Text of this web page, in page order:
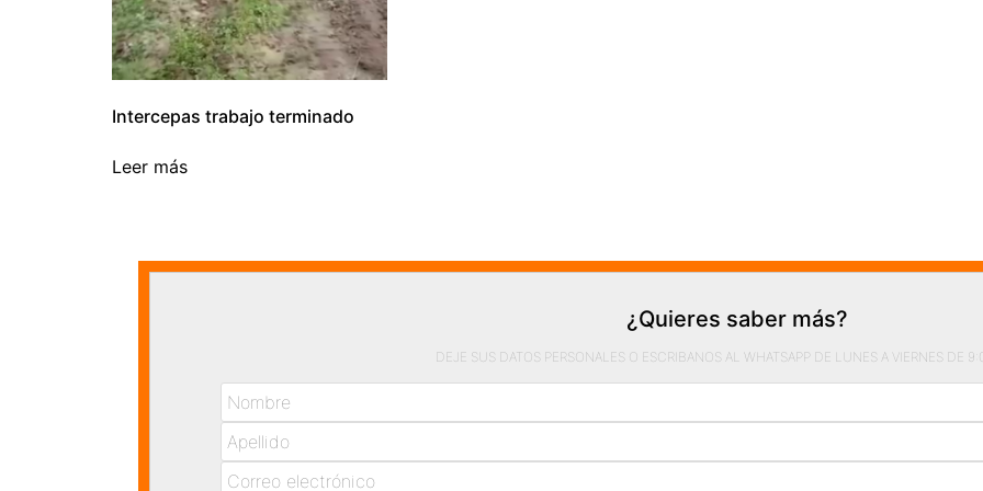
Intercepas trabajo terminado
Leer más
¿Quieres saber más?
DEJE SUS DATOS PERSONALES O ESCRIBANOS AL WHATSAPP DE LUNES A VIERNES DE